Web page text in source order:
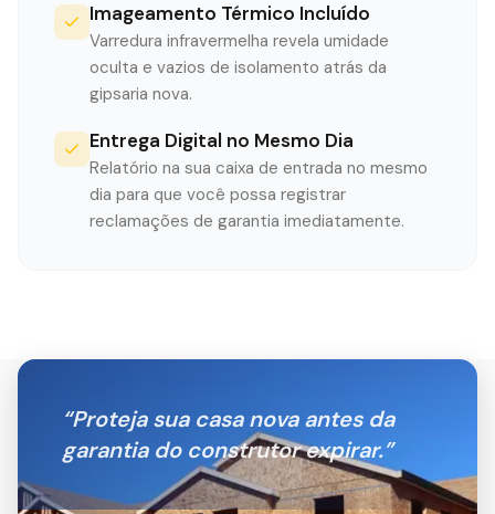
Imageamento Térmico Incluído
Varredura infravermelha revela umidade
oculta e vazios de isolamento atrás da
gipsaria nova.
Entrega Digital no Mesmo Dia
Relatório na sua caixa de entrada no mesmo
dia para que você possa registrar
reclamações de garantia imediatamente.
“Proteja sua casa nova antes da
garantia do construtor expirar.”